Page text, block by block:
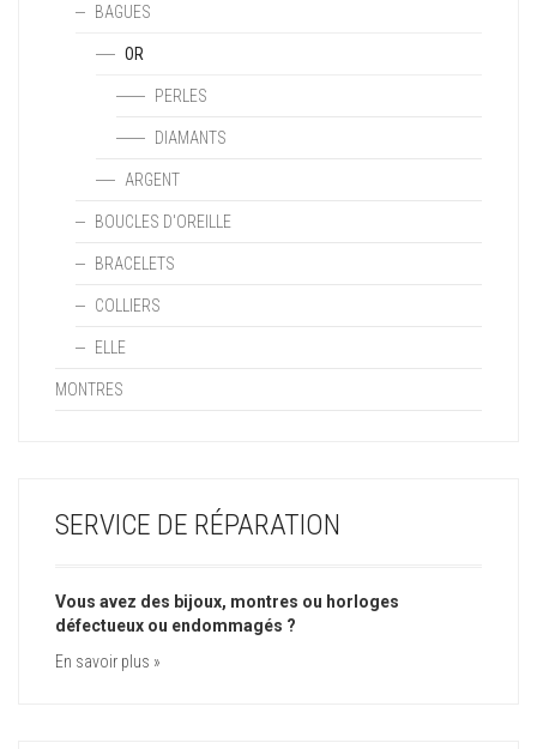
BAGUES
OR
PERLES
DIAMANTS
ARGENT
BOUCLES D'OREILLE
BRACELETS
COLLIERS
ELLE
MONTRES
SERVICE DE RÉPARATION
Vous avez des bijoux, montres ou horloges
défectueux ou endommagés ?
En savoir plus »